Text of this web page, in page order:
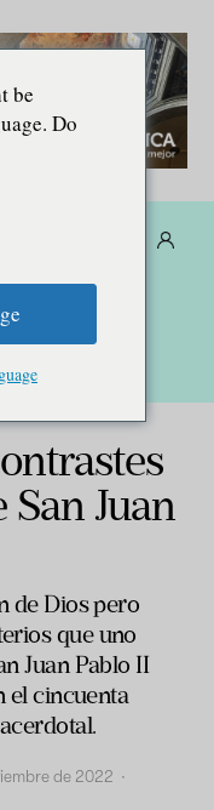
Juan
de Dios pero
que uno
Juan Pablo II
el cincuenta
de 2022 ·
be
Do